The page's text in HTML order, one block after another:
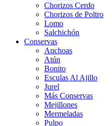
Chorizos Cerdo
Chorizos de Poltro
Lomo
Salchichón
Conservas
Anchoas
Atún
Bonito
Esculas Al Ajillo
Jurel
Más Conservas
Mejillones
Mermeladas
Pulpo